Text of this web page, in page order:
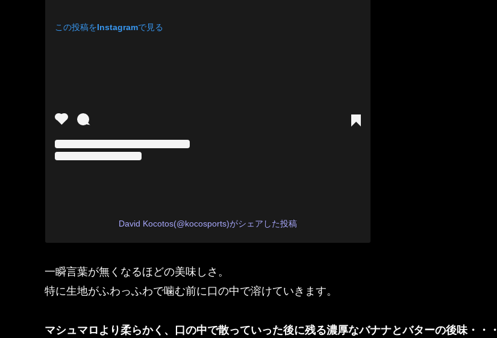
この投稿をInstagramで見る
David Kocotos(@kocosports)がシェアした投稿
一瞬言葉が無くなるほどの美味しさ。
特に生地がふわっふわで噛む前に口の中で溶けていきます。
マシュマロより柔らかく、口の中で散っていった後に残る濃厚なバナナとバターの後味・・・